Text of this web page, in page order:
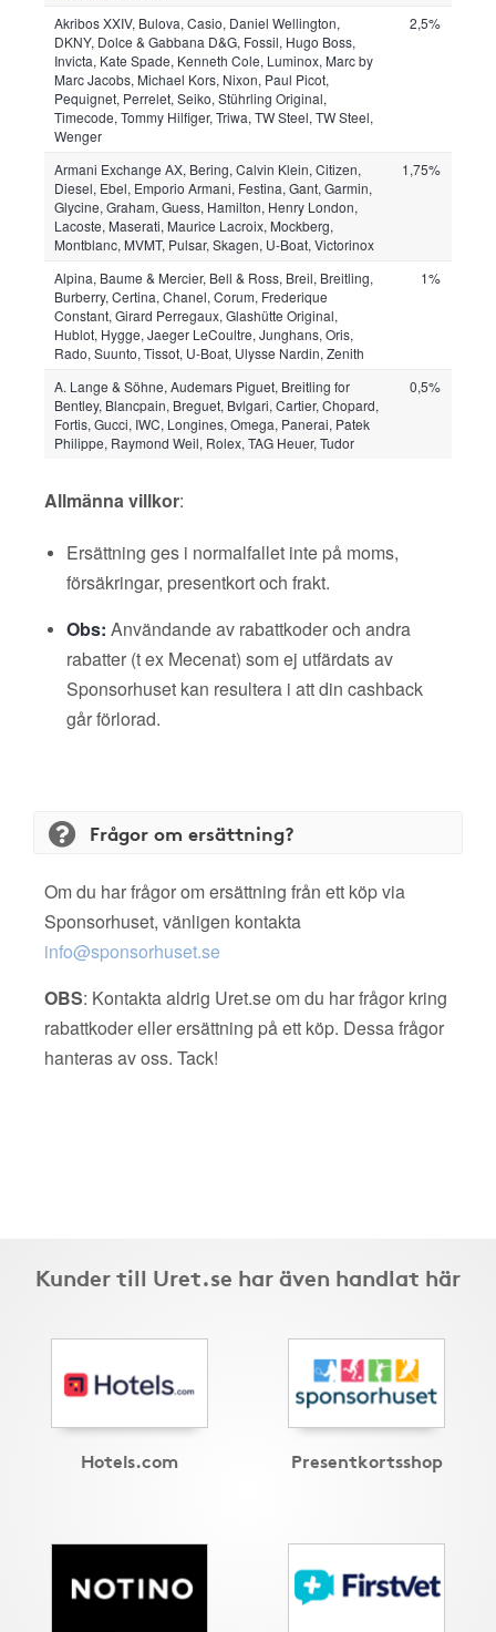
Akribos XXIV, Bulova, Casio, Daniel Wellington,
DKNY, Dolce & Gabbana D&G, Fossil, Hugo Boss,
Invicta, Kate Spade, Kenneth Cole, Luminox, Marc by
Marc Jacobs, Michael Kors, Nixon, Paul Picot,
Pequignet, Perrelet, Seiko, Stührling Original,
Timecode, Tommy Hilfiger, Triwa, TW Steel, TW Steel,
Wenger
2,5%
Armani Exchange AX, Bering, Calvin Klein, Citizen,
Diesel, Ebel, Emporio Armani, Festina, Gant, Garmin,
Glycine, Graham, Guess, Hamilton, Henry London,
Lacoste, Maserati, Maurice Lacroix, Mockberg,
Montblanc, MVMT, Pulsar, Skagen, U-Boat, Victorinox
1,75%
Alpina, Baume & Mercier, Bell & Ross, Breil, Breitling,
Burberry, Certina, Chanel, Corum, Frederique
Constant, Girard Perregaux, Glashütte Original,
Hublot, Hygge, Jaeger LeCoultre, Junghans, Oris,
Rado, Suunto, Tissot, U-Boat, Ulysse Nardin, Zenith
1%
A. Lange & Söhne, Audemars Piguet, Breitling for
Bentley, Blancpain, Breguet, Bvlgari, Cartier, Chopard,
Fortis, Gucci, IWC, Longines, Omega, Panerai, Patek
Philippe, Raymond Weil, Rolex, TAG Heuer, Tudor
0,5%
Allmänna villkor:
Ersättning ges i normalfallet inte på moms,
försäkringar, presentkort och frakt.
Obs: Användande av rabattkoder och andra
rabatter (t ex Mecenat) som ej utfärdats av
Sponsorhuset kan resultera i att din cashback
går förlorad.
Frågor om ersättning?
Om du har frågor om ersättning från ett köp via
Sponsorhuset, vänligen kontakta
info@sponsorhuset.se
OBS: Kontakta aldrig Uret.se om du har frågor kring
rabattkoder eller ersättning på ett köp. Dessa frågor
hanteras av oss. Tack!
Kunder till Uret.se har även handlat här
Hotels.com Presentkortsshop